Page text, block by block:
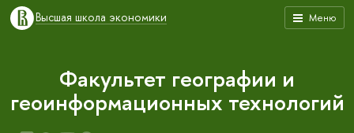
Меню
Высшая школа экономики
Факультет географии и
геоинформационных технологий